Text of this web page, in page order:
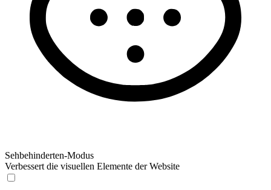
Sehbehinderten-Modus
Verbessert die visuellen Elemente der Website